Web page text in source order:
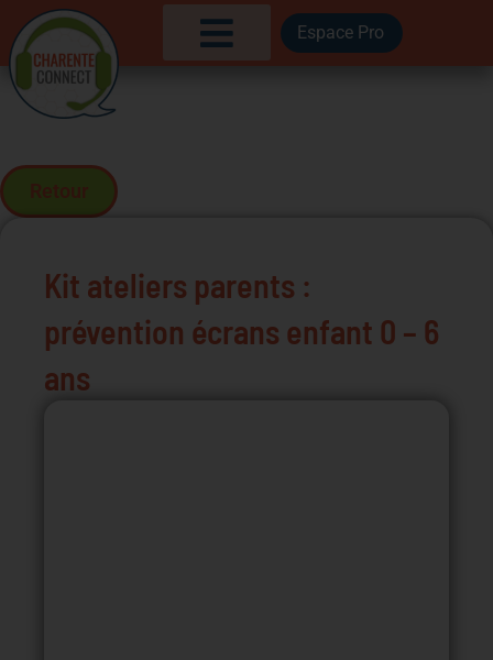
Aller
au
contenu
Espace Pro
Kit ateliers parents :
prévention écrans enfant 0 – 6
ans